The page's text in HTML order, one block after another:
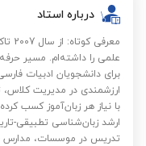
درباره استاد
علمی را داشته‌ام. مسیر
برای دانشجویان ادبیات
ارزشمندی در مدیریت
با نیاز هر زبان‌آموز کسب
تدریس در موسسات، مدارس